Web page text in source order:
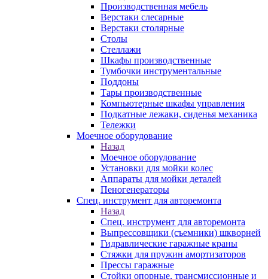
Производственная мебель
Верстаки слесарные
Верстаки столярные
Столы
Стеллажи
Шкафы производственные
Тумбочки инструментальные
Поддоны
Тары производственные
Компьютерные шкафы управления
Подкатные лежаки, сиденья механика
Тележки
Моечное оборудование
Назад
Моечное оборудование
Установки для мойки колес
Аппараты для мойки деталей
Пеногенераторы
Спец. инструмент для авторемонта
Назад
Спец. инструмент для авторемонта
Выпрессовщики (съемники) шкворней
Гидравлические гаражные краны
Стяжки для пружин амортизаторов
Прессы гаражные
Стойки опорные, трансмиссионные и